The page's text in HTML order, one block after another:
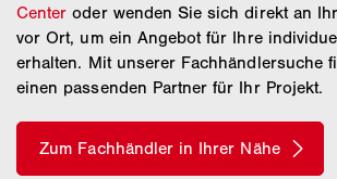
Center oder wenden Sie sich direkt an
vor Ort, um ein Angebot für Ihre
erhalten. Mit unserer Fachhändlersuche
einen passenden Partner für Ihr Projekt.